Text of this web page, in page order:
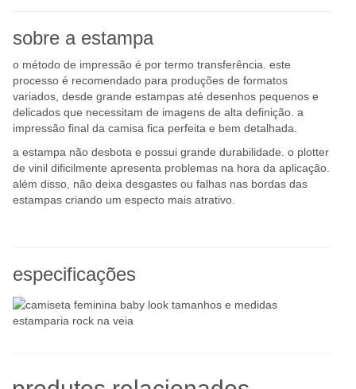
sobre a estampa
o método de impressão é por termo transferência. este
processo é recomendado para produções de formatos
variados, desde grande estampas até desenhos pequenos e
delicados que necessitam de imagens de alta definição. a
impressão final da camisa fica perfeita e bem detalhada.
a estampa não desbota e possui grande durabilidade. o plotter
de vinil dificilmente apresenta problemas na hora da aplicação.
além disso, não deixa desgastes ou falhas nas bordas das
estampas criando um especto mais atrativo.
especificações